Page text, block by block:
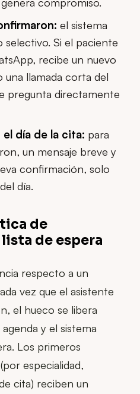
el sistema
selectivo. Si el paciente
recibe un nuevo
llamada corta del
pregunta directamente
día de la cita: para
un mensaje breve y
confirmación, solo
día.
de
de espera
respecto a un
vez que el asistente
el hueco se libera
y el sistema
Los primeros
especialidad,
cita) reciben un